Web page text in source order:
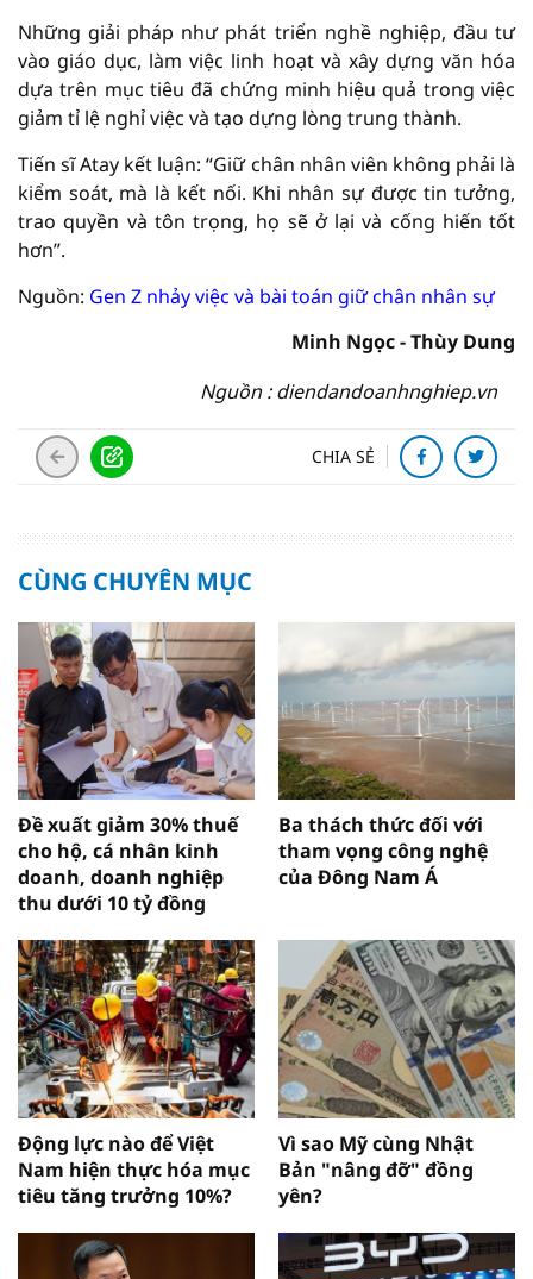
Những giải pháp như phát triển nghề nghiệp, đầu tư
vào giáo dục, làm việc linh hoạt và xây dựng văn hóa
dựa trên mục tiêu đã chứng minh hiệu quả trong việc
giảm tỉ lệ nghỉ việc và tạo dựng lòng trung thành.
Tiến sĩ Atay kết luận: “Giữ chân nhân viên không phải là
kiểm soát, mà là kết nối. Khi nhân sự được tin tưởng,
trao quyền và tôn trọng, họ sẽ ở lại và cống hiến tốt
hơn”.
Nguồn: Gen Z nhảy việc và bài toán giữ chân nhân sự
Minh Ngọc - Thùy Dung
Nguồn : diendandoanhnghiep.vn
CHIA SẺ
CÙNG CHUYÊN MỤC
Đề xuất giảm 30% thuế
cho hộ, cá nhân kinh
doanh, doanh nghiệp
thu dưới 10 tỷ đồng
Ba thách thức đối với
tham vọng công nghệ
của Đông Nam Á
Động lực nào để Việt
Nam hiện thực hóa mục
tiêu tăng trưởng 10%?
Vì sao Mỹ cùng Nhật
Bản "nâng đỡ" đồng
yên?